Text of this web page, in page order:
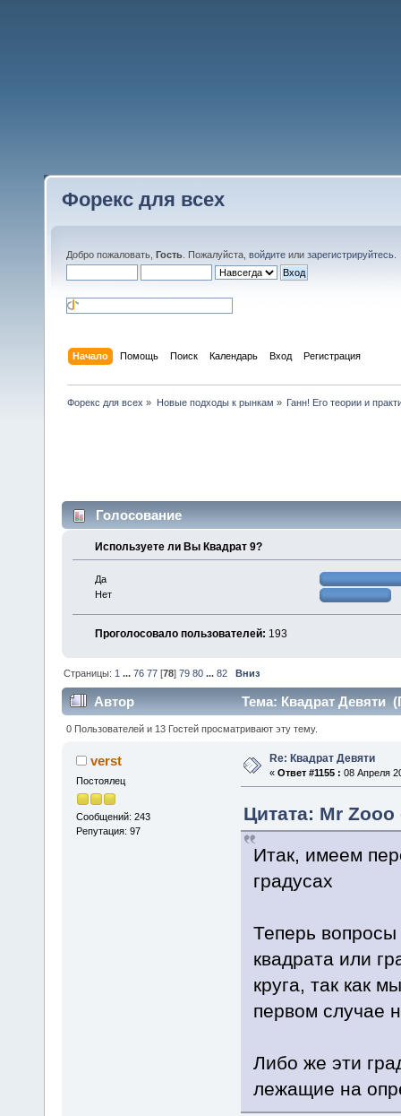
Форекс для всех
Добро пожаловать, Гость . Пожалуйста, войдите или зарегистрируйтесь
Начало Помощь Поиск Календарь Вход Регистрация
Форекс для всех » Новые подходы к рынкам » Ганн! Его теории и
Голосование
Используете ли Вы Квадрат 9?
Да
Нет
Проголосовало пользователей: 193
Страницы: 1 ...76 77 [78]79 80 ...82 Вниз
Автор Тема: Квадрат Девяти
0 Пользователей и 13 Гостей просматривают эту тему.
verst
Постоялец
Сообщений: 243
Репутация: 97
Re: Квадрат Девяти
« Ответ #1155 : 08 Апреля
Цитата: Mr
Итак, имеем
градусах
Теперь
квадрата или
круга, так как
первом случае
Либо же эти
лежащие на